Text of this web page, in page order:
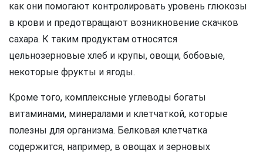
как они помогают контролировать уровень глюкозы
в крови и предотвращают возникновение скачков
сахара. К таким продуктам относятся
цельнозерновые хлеб и крупы, овощи, бобовые,
некоторые фрукты и ягоды.
Кроме того, комплексные углеводы богаты
витаминами, минералами и клетчаткой, которые
полезны для организма. Белковая клетчатка
содержится, например, в овощах и зерновых